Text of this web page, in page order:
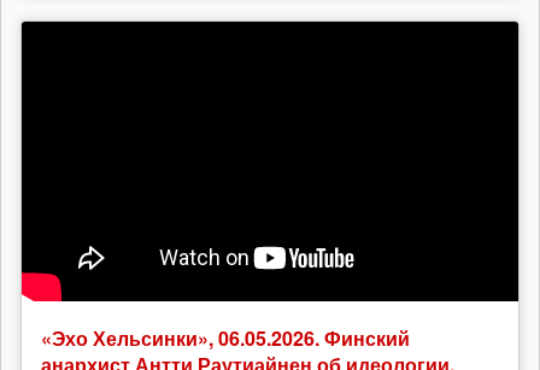
«Эхо Хельсинки», 06.05.2026. Финский
анархист Антти Раутиайнен об идеологии,